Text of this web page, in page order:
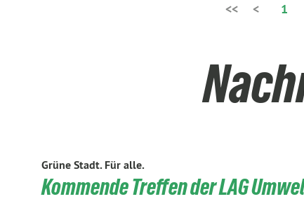
<< < 1
Grüne Stadt. Für alle.
Kommende Treffen der LAG